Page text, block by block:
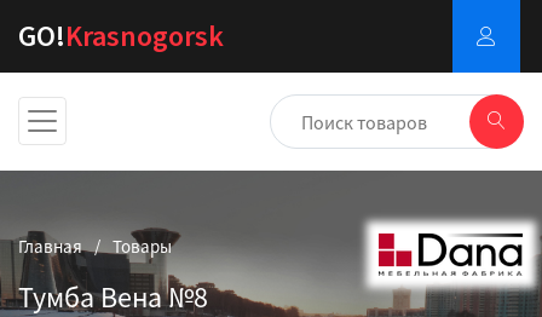
GO!Krasnogorsk
Главная Товары
Тумба Вена №8